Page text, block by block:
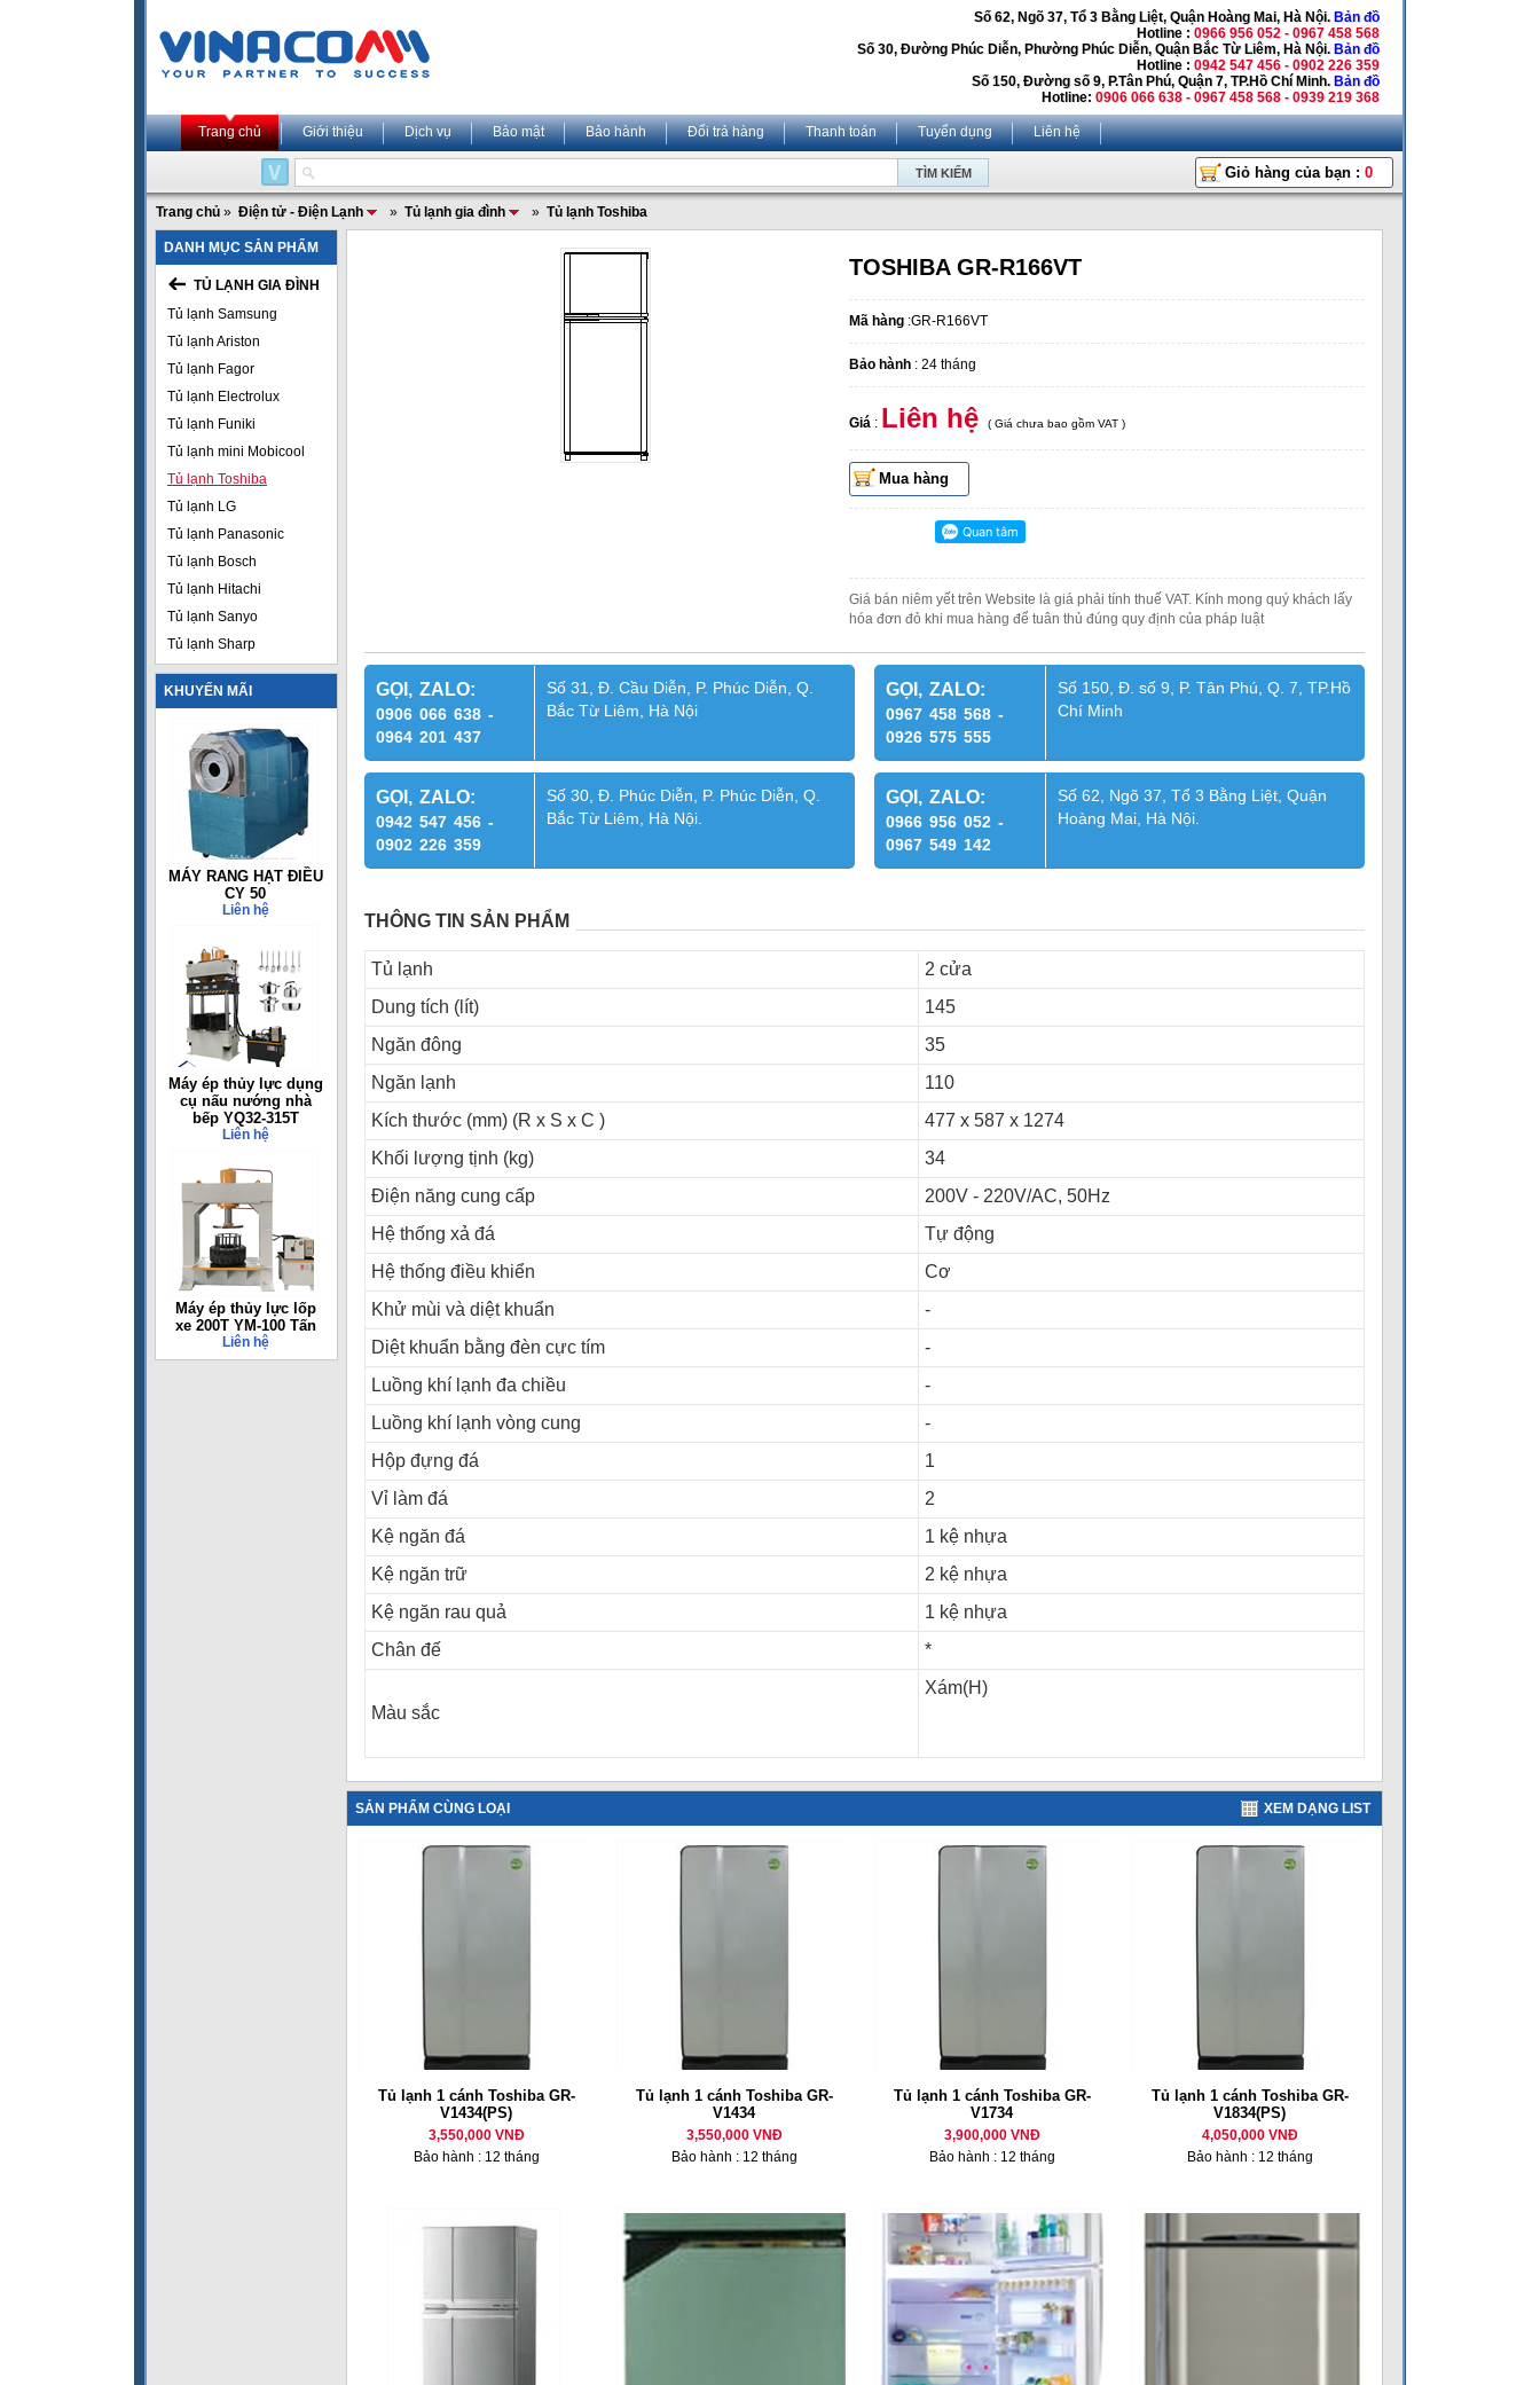
Số 62, Ngõ 37, Tổ 3 Bằng Liệt, Quận Hoàng Mai, Hà Nội. Bản đồ
Hotline : 0966 956 052 - 0967 458 568
Số 30, Đường Phúc Diễn, Phường Phúc Diễn, Quận Bắc Từ Liêm, Hà Nội. Bản đồ
Hotline : 0942 547 456 - 0902 226 359
Số 150, Đường số 9, P.Tân Phú, Quận 7, TP.Hồ Chí Minh. Bản đồ
Hotline: 0906 066 638 - 0967 458 568 - 0939 219 368
Trang chủ Giới thiệu Dịch vụ Bảo mật Bảo hành Đổi trả hàng Thanh toán Tuyển dụng Liên hệ
Giỏ hàng của bạn : 0
Trang chủ » Điện tử - Điện Lạnh » Tủ lạnh gia đình » Tủ lạnh Toshiba
DANH MỤC SẢN PHẨM
TỦ LẠNH GIA ĐÌNH
Tủ lạnh Samsung
Tủ lạnh Ariston
Tủ lạnh Fagor
Tủ lạnh Electrolux
Tủ lạnh Funiki
Tủ lạnh mini Mobicool
Tủ lạnh Toshiba
Tủ lạnh LG
Tủ lạnh Panasonic
Tủ lạnh Bosch
Tủ lạnh Hitachi
Tủ lạnh Sanyo
Tủ lạnh Sharp
KHUYẾN MÃI
MÁY RANG HẠT ĐIỀU
CY 50
Liên hệ
Máy ép thủy lực dụng
cụ nấu nướng nhà
bếp YQ32-315T
Liên hệ
Máy ép thủy lực lốp
xe 200T YM-100 Tấn
Liên hệ
TOSHIBA GR-R166VT
Mã hàng :GR-R166VT
Bảo hành : 24 tháng
Giá : Liên hệ ( Giá chưa bao gồm VAT )
Mua hàng
Giá bán niêm yết trên Website là giá phải tính thuế VAT. Kính mong quý khách lấy
hóa đơn đỏ khi mua hàng để tuân thủ đúng quy định của pháp luật
GỌI, ZALO:
0906 066 638 -
0964 201 437
Số 31, Đ. Cầu Diễn, P. Phúc Diễn, Q.
Bắc Từ Liêm, Hà Nội
GỌI, ZALO:
0967 458 568 -
0926 575 555
Số 150, Đ. số 9, P. Tân Phú, Q. 7, TP.Hồ
Chí Minh
GỌI, ZALO:
0942 547 456 -
0902 226 359
Số 30, Đ. Phúc Diễn, P. Phúc Diễn, Q.
Bắc Từ Liêm, Hà Nội.
GỌI, ZALO:
0966 956 052 -
0967 549 142
Số 62, Ngõ 37, Tổ 3 Bằng Liệt, Quận
Hoàng Mai, Hà Nội.
THÔNG TIN SẢN PHẨM
Tủ lạnh
2 cửa
Dung tích (lít)
145
Ngăn đông
35
Ngăn lạnh
110
Kích thước (mm) (R x S x C )
477 x 587 x 1274
Khối lượng tịnh (kg)
34
Điện năng cung cấp
200V - 220V/AC, 50Hz
Hệ thống xả đá
Tự động
Hệ thống điều khiển
Cơ
Khử mùi và diệt khuẩn
-
Diệt khuẩn bằng đèn cực tím
-
Luồng khí lạnh đa chiều
-
Luồng khí lạnh vòng cung
-
Hộp đựng đá
1
Vỉ làm đá
2
Kệ ngăn đá
1 kệ nhựa
Kệ ngăn trữ
2 kệ nhựa
Kệ ngăn rau quả
1 kệ nhựa
Chân đế
*
Màu sắc
Xám(H)
SẢN PHẨM CÙNG LOẠI XEM DẠNG LIST
Tủ lạnh 1 cánh Toshiba GR-
V1434(PS)
3,550,000 VNĐ
Bảo hành : 12 tháng
Tủ lạnh 1 cánh Toshiba GR-
V1434
3,550,000 VNĐ
Bảo hành : 12 tháng
Tủ lạnh 1 cánh Toshiba GR-
V1734
3,900,000 VNĐ
Bảo hành : 12 tháng
Tủ lạnh 1 cánh Toshiba GR-
V1834(PS)
4,050,000 VNĐ
Bảo hành : 12 tháng